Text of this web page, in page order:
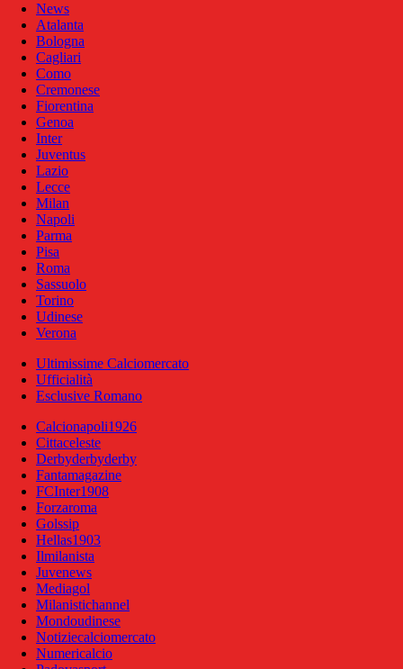
News
Atalanta
Bologna
Cagliari
Como
Cremonese
Fiorentina
Genoa
Inter
Juventus
Lazio
Lecce
Milan
Napoli
Parma
Pisa
Roma
Sassuolo
Torino
Udinese
Verona
Ultimissime Calciomercato
Ufficialità
Esclusive Romano
Calcionapoli1926
Cittaceleste
Derbyderbyderby
Fantamagazine
FCInter1908
Forzaroma
Golssip
Hellas1903
Ilmilanista
Juvenews
Mediagol
Milanistichannel
Mondoudinese
Notiziecalciomercato
Numericalcio